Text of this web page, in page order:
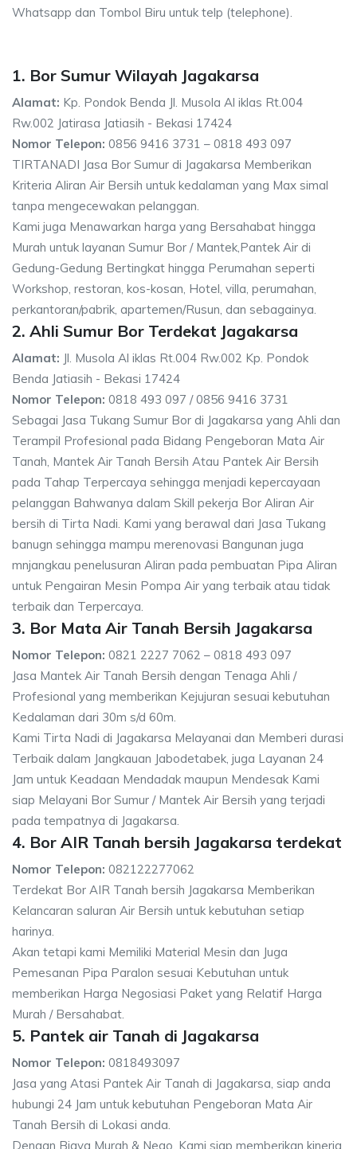
Whatsapp dan Tombol Biru untuk telp (telephone).
1. Bor Sumur Wilayah Jagakarsa
Alamat: Kp. Pondok Benda Jl. Musola Al iklas Rt.004
Rw.002 Jatirasa Jatiasih - Bekasi 17424
Nomor Telepon: 0856 9416 3731 – 0818 493 097
TIRTANADI Jasa Bor Sumur di Jagakarsa Memberikan
Kriteria Aliran Air Bersih untuk kedalaman yang Max simal
tanpa mengecewakan pelanggan.
Kami juga Menawarkan harga yang Bersahabat hingga
Murah untuk layanan Sumur Bor / Mantek,Pantek Air di
Gedung-Gedung Bertingkat hingga Perumahan seperti
Workshop, restoran, kos-kosan, Hotel, villa, perumahan,
perkantoran/pabrik, apartemen/Rusun, dan sebagainya.
2. Ahli Sumur Bor Terdekat Jagakarsa
Alamat: Jl. Musola Al iklas Rt.004 Rw.002 Kp. Pondok
Benda Jatiasih - Bekasi 17424
Nomor Telepon: 0818 493 097 / 0856 9416 3731
Sebagai Jasa Tukang Sumur Bor di Jagakarsa yang Ahli dan
Terampil Profesional pada Bidang Pengeboran Mata Air
Tanah, Mantek Air Tanah Bersih Atau Pantek Air Bersih
pada Tahap Terpercaya sehingga menjadi kepercayaan
pelanggan Bahwanya dalam Skill pekerja Bor Aliran Air
bersih di Tirta Nadi. Kami yang berawal dari Jasa Tukang
banugn sehingga mampu merenovasi Bangunan juga
mnjangkau penelusuran Aliran pada pembuatan Pipa Aliran
untuk Pengairan Mesin Pompa Air yang terbaik atau tidak
terbaik dan Terpercaya.
3. Bor Mata Air Tanah Bersih Jagakarsa
Nomor Telepon: 0821 2227 7062 – 0818 493 097
Jasa Mantek Air Tanah Bersih dengan Tenaga Ahli /
Profesional yang memberikan Kejujuran sesuai kebutuhan
Kedalaman dari 30m s/d 60m.
Kami Tirta Nadi di Jagakarsa Melayanai dan Memberi durasi
Terbaik dalam Jangkauan Jabodetabek, juga Layanan 24
Jam untuk Keadaan Mendadak maupun Mendesak Kami
siap Melayani Bor Sumur / Mantek Air Bersih yang terjadi
pada tempatnya di Jagakarsa.
4. Bor AIR Tanah bersih Jagakarsa terdekat
Nomor Telepon: 082122277062
Terdekat Bor AIR Tanah bersih Jagakarsa Memberikan
Kelancaran saluran Air Bersih untuk kebutuhan setiap
harinya.
Akan tetapi kami Memiliki Material Mesin dan Juga
Pemesanan Pipa Paralon sesuai Kebutuhan untuk
memberikan Harga Negosiasi Paket yang Relatif Harga
Murah / Bersahabat.
5. Pantek air Tanah di Jagakarsa
Nomor Telepon: 0818493097
Jasa yang Atasi Pantek Air Tanah di Jagakarsa, siap anda
hubungi 24 Jam untuk kebutuhan Pengeboran Mata Air
Tanah Bersih di Lokasi anda.
Dengan Biaya Murah & Nego, Kami siap memberikan kinerja